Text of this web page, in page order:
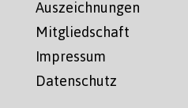
Auszeichnungen
Mitgliedschaft
Impressum
Datenschutz